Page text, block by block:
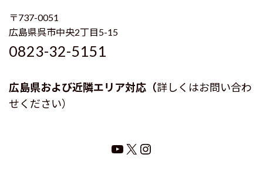
〒737-0051
広島県呉市中央2丁目5-15
0823-32-5151
広島県および近隣エリア対応（詳しくはお問い合わ
せください）
YouTube
X Instagram